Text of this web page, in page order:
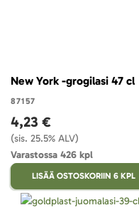
New York -grogilasi 47 cl
87157
4,23 €
(sis. 25.5% ALV)
Varastossa 426 kpl
LISÄÄ OSTOSKORIIN 6 KPL